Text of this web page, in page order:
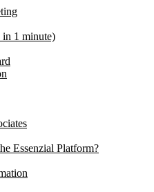
in 1 minute)
Essenzial Platform?